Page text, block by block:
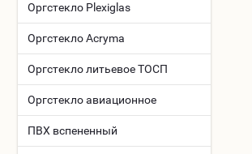
Оргстекло Plexiglas
Оргстекло Acryma
Оргстекло литьевое ТОСП
Оргстекло авиационное
ПВХ вспененный